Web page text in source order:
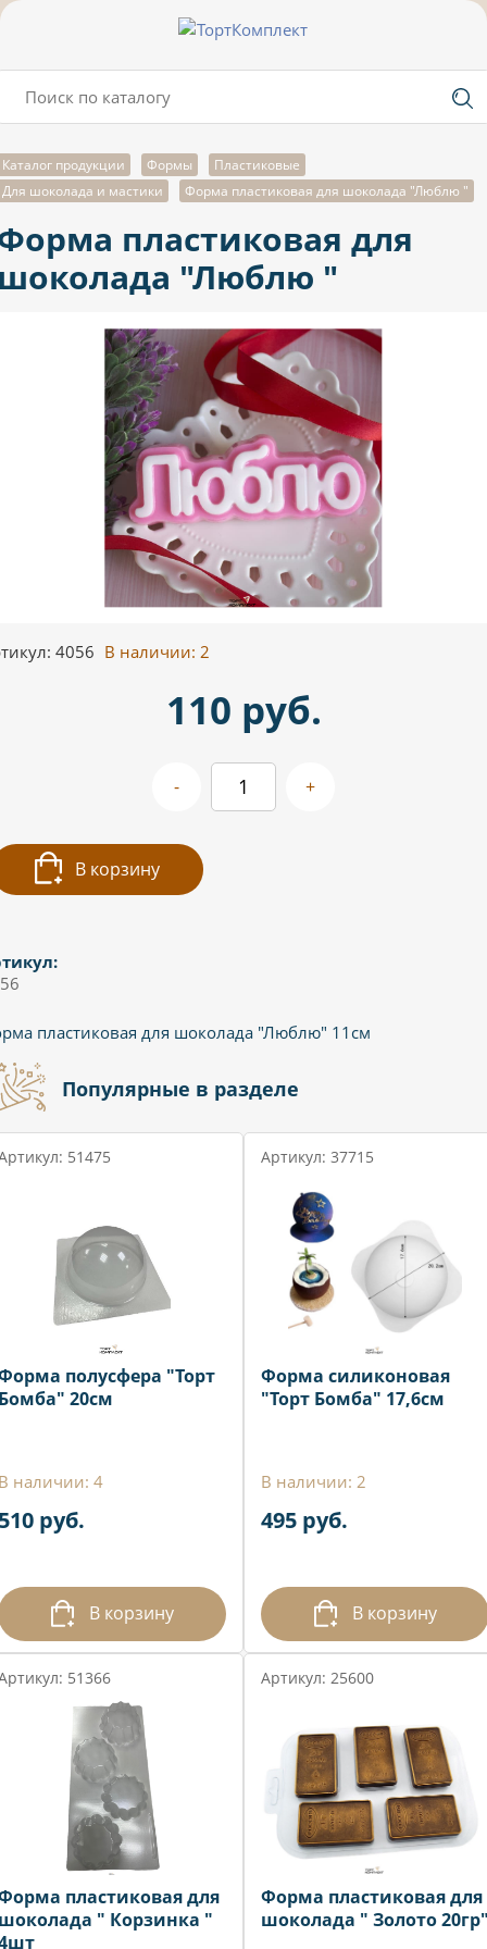
Каталог продукции Формы
Пластиковые
Для шоколада и мастики
Форма пластиковая для шоколада "Люблю "
пластиковая для
"Люблю "
4056 В наличии: 2
110 руб.
- +
В корзину
пластиковая для шоколада "Люблю" 11см
Популярные в разделе
51475
полусфера "Торт
20см
наличии: 4
руб.
В корзину
Артикул: 37715
Форма силиконовая
"Торт Бомба" 17,6см
В наличии: 2
495 руб.
В корзину
51366
пластиковая для
" Корзинка "
Артикул: 25600
Форма пластиковая для
шоколада " Золото